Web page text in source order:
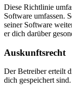
Diese Richtlinie
Software umfassen.
seiner Software
er dich darüber
Auskunftsrecht
Der Betreiber erteilt
dich gespeichert sind.